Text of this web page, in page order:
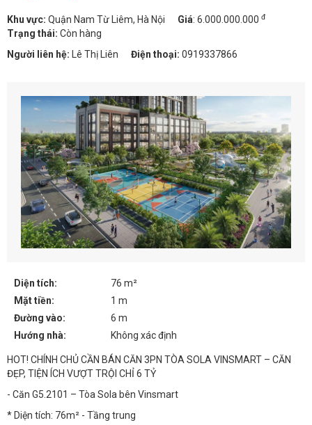
Khu vực: Quận Nam Từ Liêm, Hà Nội Giá: 6.000.000.000 đ
Trạng thái: Còn hàng
Người liên hệ: Lê Thị Liên Điện thoại: 0919337866
Diện tích:
76 m²
Mặt tiền:
1 m
Đường vào:
6 m
Hướng nhà:
Không xác định
HOT! CHÍNH CHỦ CẦN BÁN CĂN 3PN TÒA SOLA VINSMART – CĂN
ĐẸP, TIỆN ÍCH VƯỢT TRỘI CHỈ 6 TỶ
- Căn G5.2101 – Tòa Sola bên Vinsmart
* Diện tích: 76m² - Tầng trung